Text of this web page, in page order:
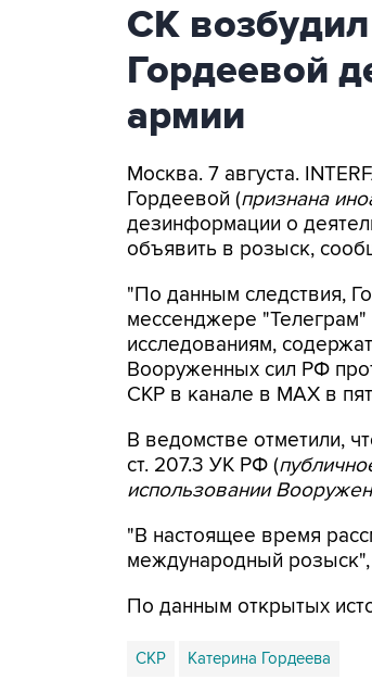
СК
Гордеевой
армии
Москва. 7 августа.
Гордеевой (признана
дезинформации о
объявить в розыск,
"По данным следствия,
мессенджере "Телеграм"
исследованиям,
Вооруженных сил РФ
СКР в канале в MAX в
В ведомстве отметили,
ст. 207.3 УК РФ (
использовании
"В настоящее время
международный
По данным открытых
СКР Катерина Гордеева